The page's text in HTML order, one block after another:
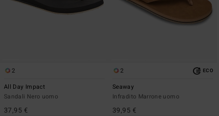
2
All Day Impact
Sandali Nero uomo
37,95 €
2 ECO
Seaway
Infradito Marrone uomo
39,95 €